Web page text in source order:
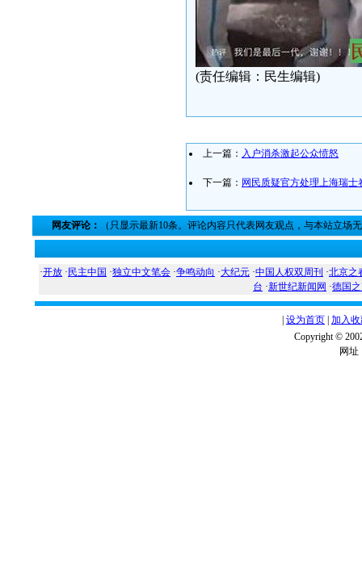
(责任编辑：民生编辑)
上一篇： 入户消杀激起公众愤怒
下一篇： 网民质疑官方处理上海瑞士
网友评论： （只显示最新10条。评论内容只代表网友观点，与本站立场
·开放 · 民主中国 ·独立中文笔会 ·争鸣动向 ·大纪元 ·中国人权双周刊 ·北京之
台 ·新世纪新闻网 ·德国
设为首页 加入
Copyright ©
网址